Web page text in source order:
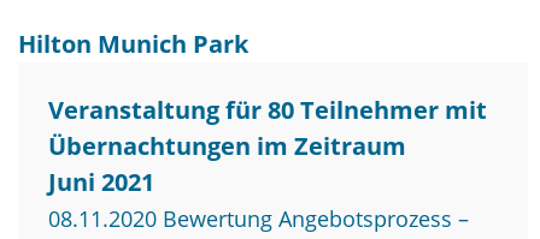
Hilton Munich Park
Veranstaltung für 80 Teilnehmer mit
Übernachtungen im Zeitraum
Juni 2021
08.11.2020 Bewertung Angebotsprozess –